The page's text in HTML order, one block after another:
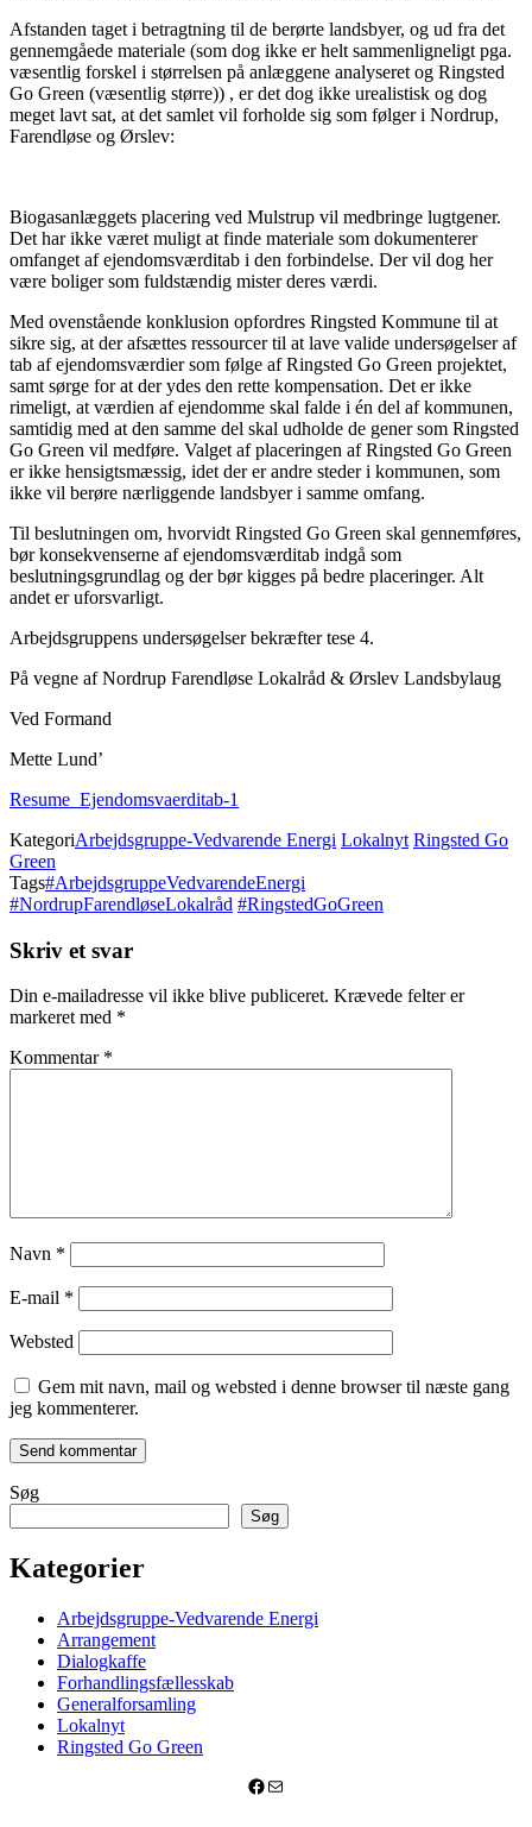
Afstanden taget i betragtning til de berørte landsbyer, og ud fra det
gennemgåede materiale (som dog ikke er helt sammenligneligt pga.
væsentlig forskel i størrelsen på anlæggene analyseret og Ringsted
Go Green (væsentlig større)) , er det dog ikke urealistisk og dog
meget lavt sat, at det samlet vil forholde sig som følger i Nordrup,
Farendløse og Ørslev:
Biogasanlæggets placering ved Mulstrup vil medbringe lugtgener.
Det har ikke været muligt at finde materiale som dokumenterer
omfanget af ejendomsværditab i den forbindelse. Der vil dog her
være boliger som fuldstændig mister deres værdi.
Med ovenstående konklusion opfordres Ringsted Kommune til at
sikre sig, at der afsættes ressourcer til at lave valide undersøgelser af
tab af ejendomsværdier som følge af Ringsted Go Green projektet,
samt sørge for at der ydes den rette kompensation. Det er ikke
rimeligt, at værdien af ejendomme skal falde i én del af kommunen,
samtidig med at den samme del skal udholde de gener som Ringsted
Go Green vil medføre. Valget af placeringen af Ringsted Go Green
er ikke hensigtsmæssig, idet der er andre steder i kommunen, som
ikke vil berøre nærliggende landsbyer i samme omfang.
Til beslutningen om, hvorvidt Ringsted Go Green skal gennemføres,
bør konsekvenserne af ejendomsværditab indgå som
beslutningsgrundlag og der bør kigges på bedre placeringer. Alt
andet er uforsvarligt.
Arbejdsgruppens undersøgelser bekræfter tese 4.
På vegne af Nordrup Farendløse Lokalråd & Ørslev Landsbylaug
Ved Formand
Mette Lund’
Resume_Ejendomsvaerditab-1
KategoriArbejdsgruppe-Vedvarende Energi Lokalnyt Ringsted Go
Green
Tags#ArbejdsgruppeVedvarendeEnergi
#NordrupFarendløseLokalråd #RingstedGoGreen
Skriv et svar
Din e-mailadresse vil ikke blive publiceret. Krævede felter er
markeret med *
Kommentar *
Navn *
E-mail *
Websted
Gem mit navn, mail og websted i denne browser til næste gang
jeg kommenterer.
Søg
Søg
Kategorier
Arbejdsgruppe-Vedvarende Energi
Arrangement
Dialogkaffe
Forhandlingsfællesskab
Generalforsamling
Lokalnyt
Ringsted Go Green
Facebook
Mail